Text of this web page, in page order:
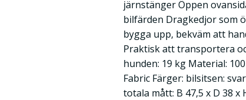
järnstänger Öppen
bilfärden Dragkedjor som
bygga upp, bekväm att
Praktisk att transportera
hunden: 19 kg Material:
Fabric Färger: bilsitsen:
totala mått: B 47,5 x D 38 x